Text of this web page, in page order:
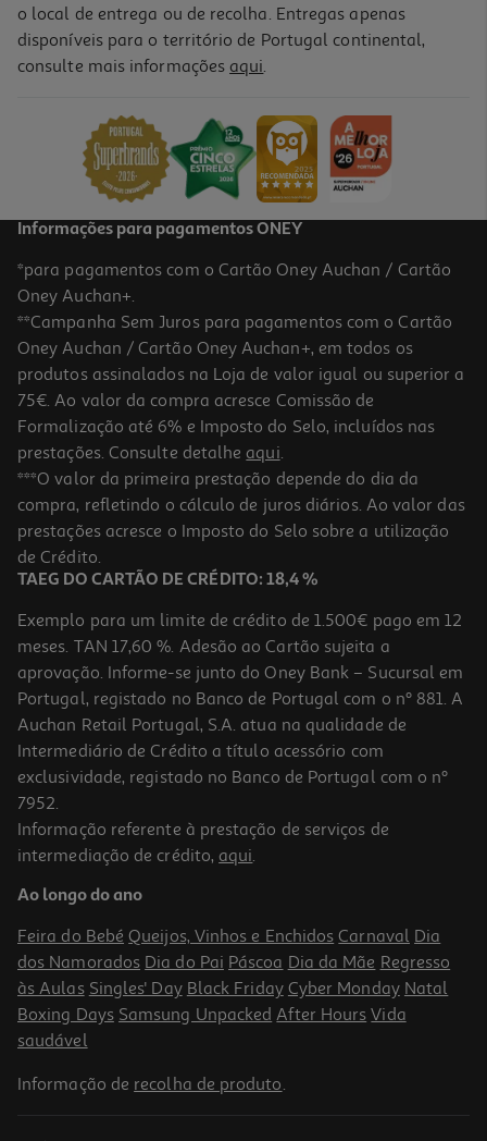
o local de entrega ou de recolha. Entregas apenas
disponíveis para o território de Portugal continental,
consulte mais informações aqui.
Informações para pagamentos ONEY
*para pagamentos com o Cartão Oney Auchan / Cartão
Oney Auchan+.
**Campanha Sem Juros para pagamentos com o Cartão
Oney Auchan / Cartão Oney Auchan+, em todos os
produtos assinalados na Loja de valor igual ou superior a
75€. Ao valor da compra acresce Comissão de
Formalização até 6% e Imposto do Selo, incluídos nas
prestações. Consulte detalhe aqui.
***O valor da primeira prestação depende do dia da
compra, refletindo o cálculo de juros diários. Ao valor das
prestações acresce o Imposto do Selo sobre a utilização
de Crédito.
TAEG DO CARTÃO DE CRÉDITO: 18,4 %
Exemplo para um limite de crédito de 1.500€ pago em 12
meses. TAN 17,60 %. Adesão ao Cartão sujeita a
aprovação. Informe-se junto do Oney Bank – Sucursal em
Portugal, registado no Banco de Portugal com o nº 881. A
Auchan Retail Portugal, S.A. atua na qualidade de
Intermediário de Crédito a título acessório com
exclusividade, registado no Banco de Portugal com o nº
7952.
Informação referente à prestação de serviços de
intermediação de crédito, aqui.
Ao longo do ano
Feira do Bebé Queijos, Vinhos e Enchidos Carnaval Dia
dos Namorados Dia do Pai Páscoa Dia da Mãe Regresso
às Aulas Singles' Day Black Friday Cyber Monday Natal
Boxing Days Samsung Unpacked After Hours Vida
saudável
Informação de recolha de produto.